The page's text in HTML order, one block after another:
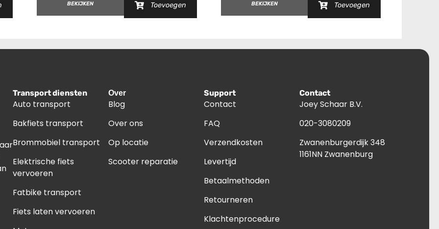
BEKIJKEN Toevoegen BEKIJKEN Toevoegen
Transport diensten
Auto transport
Bakfiets transport
Brommobiel transport
Elektrische fiets
vervoeren
Fatbike transport
Fiets laten vervoeren
Over
Blog
Over ons
Op locatie
Scooter reparatie
Support
Contact
FAQ
Verzendkosten
Levertijd
Betaalmethoden
Retourneren
Klachtenprocedure
Contact
Joey Schaar B.V.
020-3080209
Zwanenburgerdijk 348
1161NN Zwanenburg